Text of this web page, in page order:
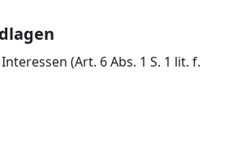
(Art. 6 Abs. 1 S. 1 lit. f.